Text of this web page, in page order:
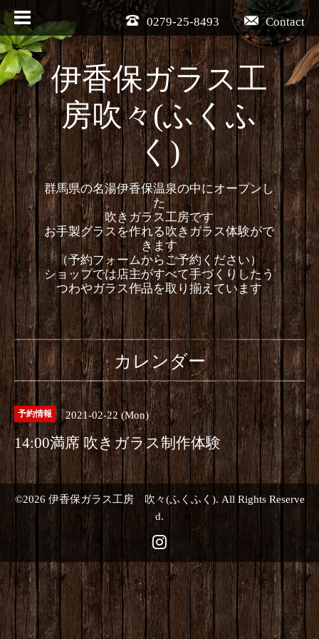
Contact
0279-25-8493
伊香保ガラス工
房吹々(ふくふ
く)
群馬県の名湯伊香保温泉の中にオープンし
た
吹きガラス工房です
お手製グラスを作れる吹きガラス体験がで
きます
（予約フォームからご予約ください）
ショップでは店主がすべて手づくりしたう
つわやガラス作品を取り揃えています
カレンダー
予約情報 2021-02-22 (Mon)
14:00満席 吹きガラス制作体験
©2026 伊香保ガラス工房 吹々(ふくふく). All Rights Reserve
d.